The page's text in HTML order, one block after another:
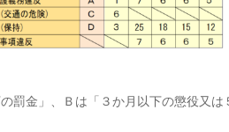
罰金」、Ｂは「３か月以下の懲役又